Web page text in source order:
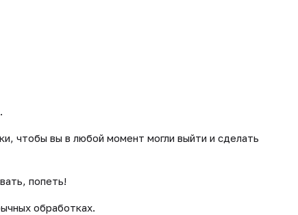
чтобы вы в любой момент могли выйти и сделать
попеть!
обработках.